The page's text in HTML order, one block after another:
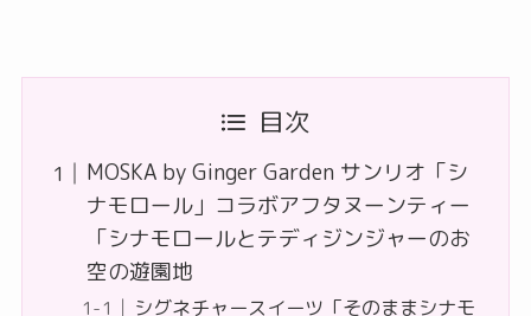
目次
MOSKA by Ginger Garden サンリオ「シ
ナモロール」コラボアフタヌーンティー
「シナモロールとテディジンジャーのお
空の遊園地
シグネチャースイーツ「そのままシナモ